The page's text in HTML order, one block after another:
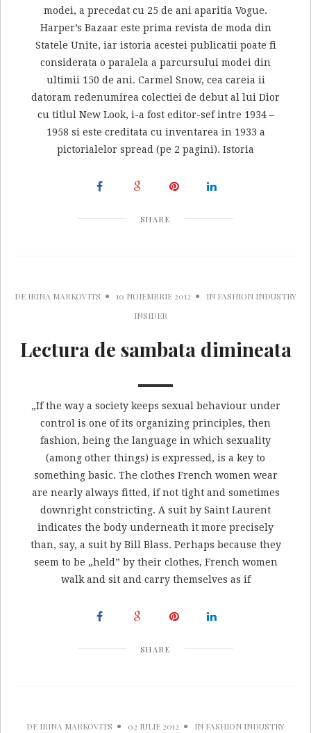
modei, a precedat cu 25 de ani aparitia Vogue.
Harper’s Bazaar este prima revista de moda din
Statele Unite, iar istoria acestei publicatii poate fi
considerata o paralela a parcursului modei din
ultimii 150 de ani. Carmel Snow, cea careia ii
datoram redenumirea colectiei de debut al lui Dior
cu titlul New Look, i-a fost editor-sef intre 1934 –
1958 si este creditata cu inventarea in 1933 a
pictorialelor spread (pe 2 pagini). Istoria
SHARE
DE IRINA MARKOVITS 10 NOIEMBRIE 2012 IN FASHION INDUSTRY
INSIDER
Lectura de sambata dimineata
„If the way a society keeps sexual behaviour under
control is one of its organizing principles, then
fashion, being the language in which sexuality
(among other things) is expressed, is a key to
something basic. The clothes French women wear
are nearly always fitted, if not tight and sometimes
downright constricting. A suit by Saint Laurent
indicates the body underneath it more precisely
than, say, a suit by Bill Blass. Perhaps because they
seem to be „held” by their clothes, French women
walk and sit and carry themselves as if
SHARE
DE IRINA MARKOVITS 02 IULIE 2012 IN FASHION INDUSTRY